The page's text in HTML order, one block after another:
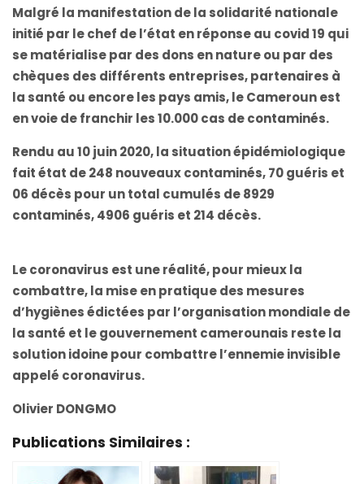
Malgré la manifestation de la solidarité nationale
initié par le chef de l’état en réponse au covid 19 qui
se matérialise par des dons en nature ou par des
chèques des différents entreprises, partenaires à
la santé ou encore les pays amis, le Cameroun est
en voie de franchir les 10.000 cas de contaminés.
Rendu au 10 juin 2020, la situation épidémiologique
fait état de 248 nouveaux contaminés, 70 guéris et
06 décès pour un total cumulés de 8929
contaminés, 4906 guéris et 214 décès.
Le coronavirus est une réalité, pour mieux la
combattre, la mise en pratique des mesures
d’hygiènes édictées par l’organisation mondiale de
la santé et le gouvernement camerounais reste la
solution idoine pour combattre l’ennemie invisible
appelé coronavirus.
Olivier DONGMO
Publications Similaires :